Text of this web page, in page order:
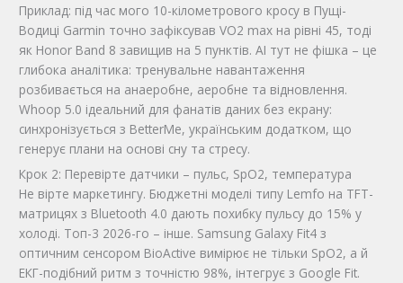
Приклад: під час мого 10-кілометрового кросу в Пущі-
Водиці Garmin точно зафіксував VO2 max на рівні 45, тоді
як Honor Band 8 завищив на 5 пунктів. AI тут не фішка – це
глибока аналітика: тренувальне навантаження
розбивається на анаеробне, аеробне та відновлення.
Whoop 5.0 ідеальний для фанатів даних без екрану:
синхронізується з BetterMe, українським додатком, що
генерує плани на основі сну та стресу.
Крок 2: Перевірте датчики – пульс, SpO2, температура
Не вірте маркетингу. Бюджетні моделі типу Lemfo на TFT-
матрицях з Bluetooth 4.0 дають похибку пульсу до 15% у
холоді. Топ-3 2026-го – інше. Samsung Galaxy Fit4 з
оптичним сенсором BioActive вимірює не тільки SpO2, а й
ЕКГ-подібний ритм з точністю 98%, інтегрує з Google Fit.